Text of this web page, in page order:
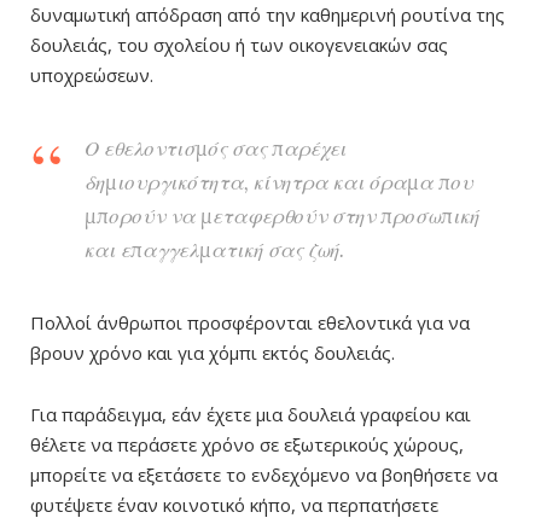
δυναμωτική απόδραση από την καθημερινή ρουτίνα της
δουλειάς, του σχολείου ή των οικογενειακών σας
υποχρεώσεων.
Ο εθελοντισμός σας παρέχει
δημιουργικότητα, κίνητρα και όραμα που
μπορούν να μεταφερθούν στην προσωπική
και επαγγελματική σας ζωή.
Πολλοί άνθρωποι προσφέρονται εθελοντικά για να
βρουν χρόνο και για χόμπι εκτός δουλειάς.
Για παράδειγμα, εάν έχετε μια δουλειά γραφείου και
θέλετε να περάσετε χρόνο σε εξωτερικούς χώρους,
μπορείτε να εξετάσετε το ενδεχόμενο να βοηθήσετε να
φυτέψετε έναν κοινοτικό κήπο, να περπατήσετε